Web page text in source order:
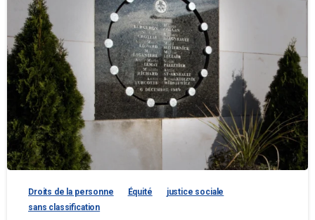
Droits de la personne Équité
justice sociale
sans classification